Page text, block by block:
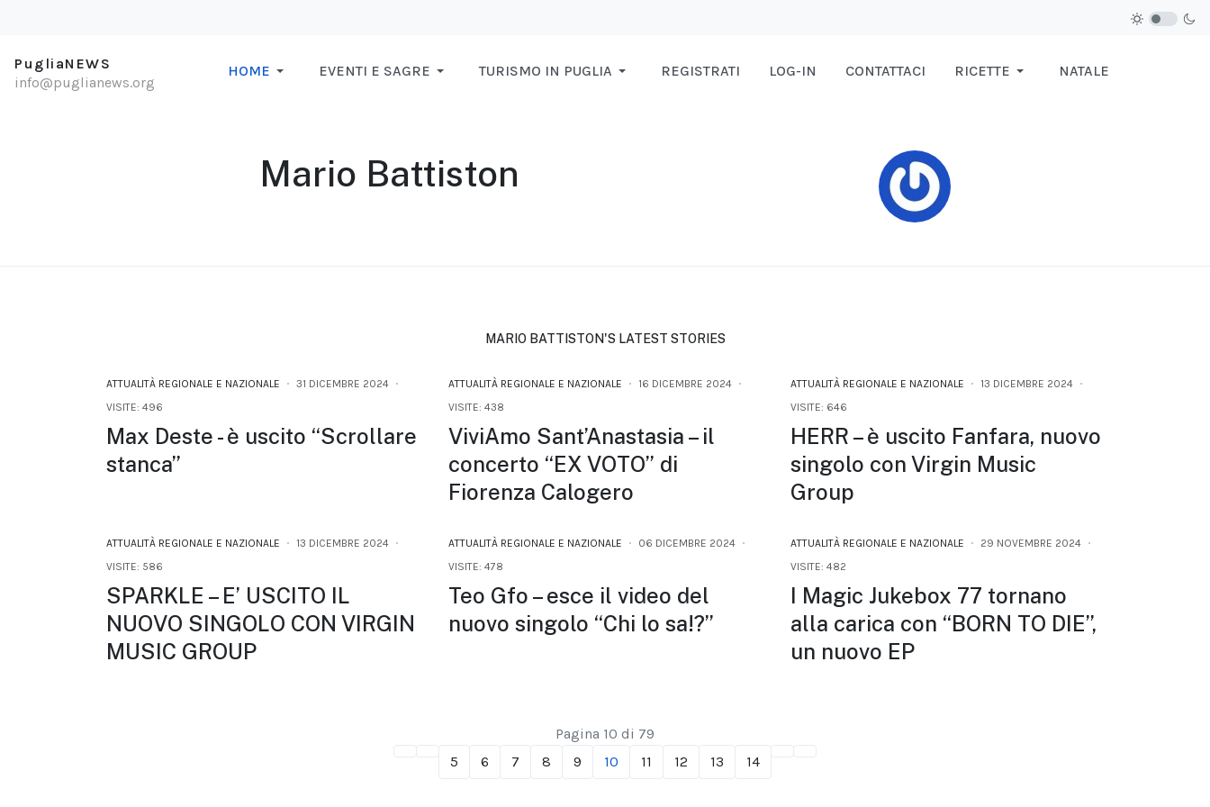
PugliaNEWS
info@puglianews.org
HOME EVENTI E SAGRE TURISMO IN PUGLIA REGISTRATI LOG-IN CONTATTACI RICETTE NATALE
Mario Battiston
MARIO BATTISTON'S LATEST STORIES
ATTUALITÀ REGIONALE E NAZIONALE
31 DICEMBRE 2024
VISITE: 496
Max Deste - è uscito “Scrollare
stanca”
ATTUALITÀ REGIONALE E NAZIONALE
16 DICEMBRE 2024
VISITE: 438
ViviAmo Sant’Anastasia – il
concerto “EX VOTO” di
Fiorenza Calogero
ATTUALITÀ REGIONALE E NAZIONALE
13 DICEMBRE 2024
VISITE: 646
HERR – è uscito Fanfara, nuovo
singolo con Virgin Music
Group
ATTUALITÀ REGIONALE E NAZIONALE
13 DICEMBRE 2024
VISITE: 586
SPARKLE – E’ USCITO IL
NUOVO SINGOLO CON VIRGIN
MUSIC GROUP
ATTUALITÀ REGIONALE E NAZIONALE
06 DICEMBRE 2024
VISITE: 478
Teo Gfo – esce il video del
nuovo singolo “Chi lo sa!?”
ATTUALITÀ REGIONALE E NAZIONALE
29 NOVEMBRE 2024
VISITE: 482
I Magic Jukebox 77 tornano
alla carica con “BORN TO DIE”,
un nuovo EP
5 6 7 8 9 10 11 12 13 14
Pagina 10 di 79